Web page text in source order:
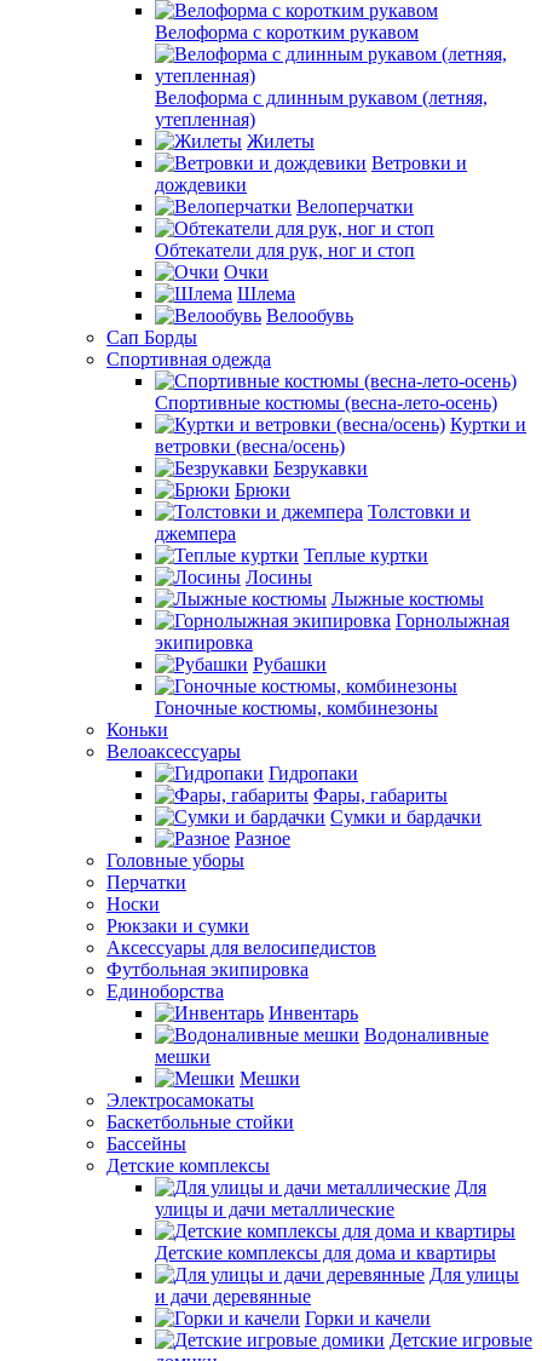
Велоформа с коротким рукавом
Велоформа с длинным рукавом (летняя,
утепленная)
Жилеты
Ветровки и
дождевики
Велоперчатки
Обтекатели для рук, ног и стоп
Очки
Шлема
Велообувь
Сап Борды
Спортивная одежда
Спортивные костюмы (весна-лето-осень)
Куртки и
ветровки (весна/осень)
Безрукавки
Брюки
Толстовки и
джемпера
Теплые куртки
Лосины
Лыжные костюмы
Горнолыжная
экипировка
Рубашки
Гоночные костюмы, комбинезоны
Коньки
Велоаксессуары
Гидропаки
Фары, габариты
Сумки и бардачки
Разное
Головные уборы
Перчатки
Носки
Рюкзаки и сумки
Аксессуары для велосипедистов
Футбольная экипировка
Единоборства
Инвентарь
Водоналивные
мешки
Мешки
Электросамокаты
Баскетбольные стойки
Бассейны
Детские комплексы
Для
улицы и дачи металлические
Детские комплексы для дома и квартиры
Для улицы
и дачи деревянные
Горки и качели
Детские игровые